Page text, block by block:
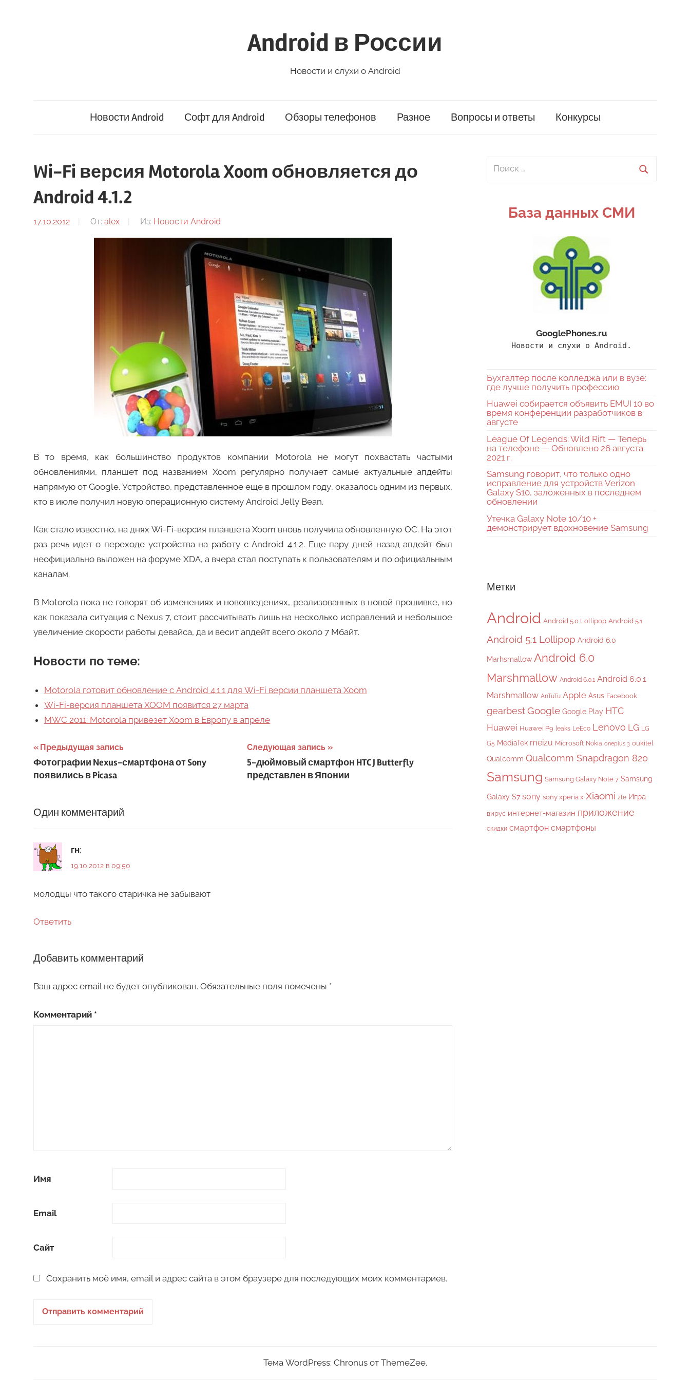
Android в России
Новости и слухи о Android
Новости Android Софт для Android Обзоры телефонов Разное Вопросы и ответы Конкурсы
Wi-Fi версия Motorola Xoom обновляется до
Android 4.1.2
17.10.2012 От: alex Из: Новости Android
В то время, как большинство продуктов компании Motorola не могут похвастать частыми
обновлениями, планшет под названием Xoom регулярно получает самые актуальные апдейты
напрямую от Google. Устройство, представленное еще в прошлом году, оказалось одним из первых,
кто в июле получил новую операционную систему Android Jelly Bean.
Как стало известно, на днях Wi-Fi-версия планшета Xoom вновь получила обновленную ОС. На этот
раз речь идет о переходе устройства на работу с Android 4.1.2. Еще пару дней назад апдейт был
неофициально выложен на форуме XDA, а вчера стал поступать к пользователям и по официальным
каналам.
В Motorola пока не говорят об изменениях и нововведениях, реализованных в новой прошивке, но
как показала ситуация с Nexus 7, стоит рассчитывать лишь на несколько исправлений и небольшое
увеличение скорости работы девайса, да и весит апдейт всего около 7 Мбайт.
Новости по теме:
Motorola готовит обновление с Android 4.1.1 для Wi-Fi версии планшета Xoom
Wi-Fi-версия планшета XOOM появится 27 марта
МWС 2011: Motorola привезет Xoom в Европу в апреле
Навигация
по
Предыдущая запись
Фотографии Nexus-смартфона от Sony
появились в Picasa
Следующая запись
5-дюймовый смартфон HTC J Butterfly
представлен в Японии
Один комментарий
гн:
19.10.2012 в 09:50
молодцы что такого старичка не забывают
Ответить
Добавить комментарий
Ваш адрес email не будет опубликован. Обязательные поля помечены *
Комментарий *
Имя
Email
Сайт
Сохранить моё имя, email и адрес сайта в этом браузере для последующих моих комментариев.
Поиск
База данных СМИ
GooglePhones.ru
Новости и слухи о Android.
Бухгалтер после колледжа или в вузе:
где лучше получить профессию
Huawei собирается объявить EMUI 10 во
время конференции разработчиков в
августе
League Of Legends: Wild Rift — Теперь
на телефоне — Обновлено 26 августа
2021 г.
Samsung говорит, что только одно
исправление для устройств Verizon
Galaxy S10, заложенных в последнем
обновлении
Утечка Galaxy Note 10/10 +
демонстрирует вдохновение Samsung
Метки
Android Android 5.0 Lollipop Android 5.1
Android 5.1 Lollipop Android 6.0
Marhsmallow Android 6.0
Marshmallow Android 6.0.1 Android 6.0.1
Marshmallow AnTuTu Apple Asus Facebook
gearbestGoogle Google Play HTC
Huawei Huawei P9 leaks LeEco Lenovo LG LG
G5 MediaTek meizu Microsoft Nokia oneplus 3 oukitel
Qualcomm Qualcomm Snapdragon 820
Samsung Samsung Galaxy Note 7 Samsung
Galaxy S7 sony sony xperia x Xiaomi zte Игра
вирус интернет-магазин приложение
скидки смартфон смартфоны
Тема WordPress: Chronus от ThemeZee.